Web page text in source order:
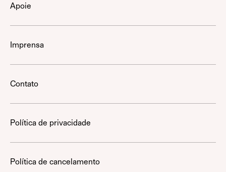
Apoie
Imprensa
Contato
Política de privacidade
Política de cancelamento